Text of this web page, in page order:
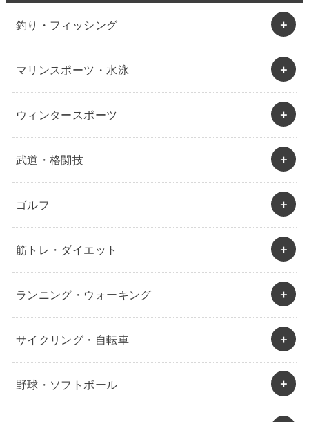
釣り・フィッシング
マリンスポーツ・水泳
ウィンタースポーツ
武道・格闘技
ゴルフ
筋トレ・ダイエット
ランニング・ウォーキング
サイクリング・自転車
野球・ソフトボール